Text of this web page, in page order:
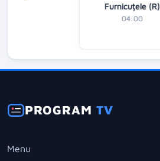
Furnicuțele (R)
04:00
PROGRAMTV
Menu